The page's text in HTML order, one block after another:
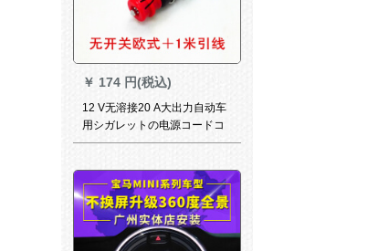
￥ 174 円(税込)
12 V无溶接20 A大出力自动车
用シガレットの电源コードコ
ードが変换ベトスキー付の延
ンセントストスで支払うコー
ドが无开闭洋式+1 m线